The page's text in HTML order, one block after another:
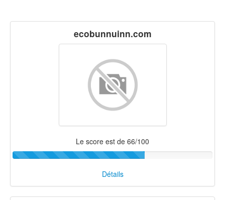
ecobunnuinn.com
Le score est de 66/100
Détails